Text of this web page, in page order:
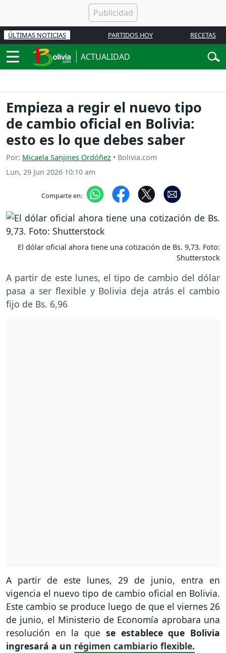
ÚLTIMAS NOTICIAS PARTIDOS HOY RECETAS
ACTUALIDAD
Empieza a regir el nuevo tipo
de cambio oficial en Bolivia:
esto es lo que debes saber
Por: Micaela Sanjines Ordóñez • Bolivia.com
Lun, 29 Jun 2026 10:10 am
Comparte en:
El dólar oficial ahora tiene una cotización de Bs. 9,73. Foto:
Shutterstock
A partir de este lunes, el tipo de cambio del dólar
pasa a ser flexible y Bolivia deja atrás el cambio
fijo de Bs. 6,96
A partir de este lunes, 29 de junio, entra en
vigencia el nuevo tipo de cambio oficial en Bolivia.
Este cambio se produce luego de que el viernes 26
de junio, el Ministerio de Economía aprobara una
resolución en la que se establece que Bolivia
ingresará a un régimen cambiario flexible.